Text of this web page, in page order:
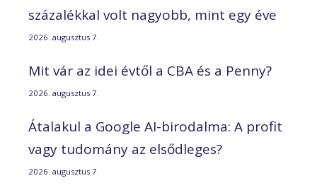
százalékkal volt nagyobb, mint egy éve
2026. augusztus 7.
Mit vár az idei évtől a CBA és a Penny?
2026. augusztus 7.
Átalakul a Google AI-birodalma: A profit
vagy tudomány az elsődleges?
2026. augusztus 7.